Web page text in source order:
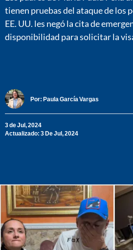
tienen pruebas del ataque de los
EE. UU. les negó la cita de
disponibilidad para solicitar la
Por: Paula García Vargas
3 de Jul, 2024
Actualizado: 3 De Jul, 2024